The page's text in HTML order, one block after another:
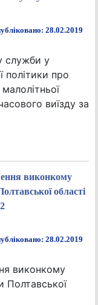
28.02.2019
служби у
політики про
виїзду за
виконкому
області
28.02.2019
виконкому
Полтавської